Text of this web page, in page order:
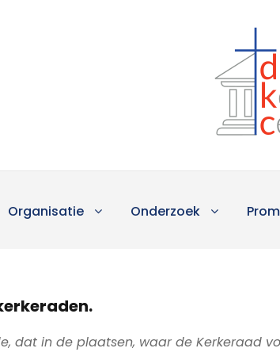
Organisatie Onderzoek
dat in de plaatsen, waar de Kerkeraad